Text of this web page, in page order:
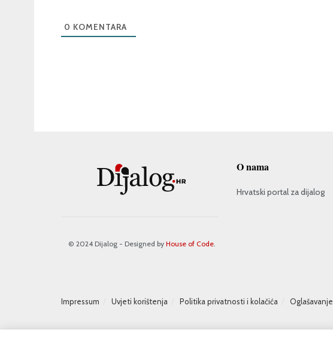
0 KOMENTARA
© 2024 Dijalog - Designed by House of Code.
O nama
Hrvatski portal za dijalog
Impressum Uvjeti korištenja Politika privatnosti i kolačića Oglašavanje